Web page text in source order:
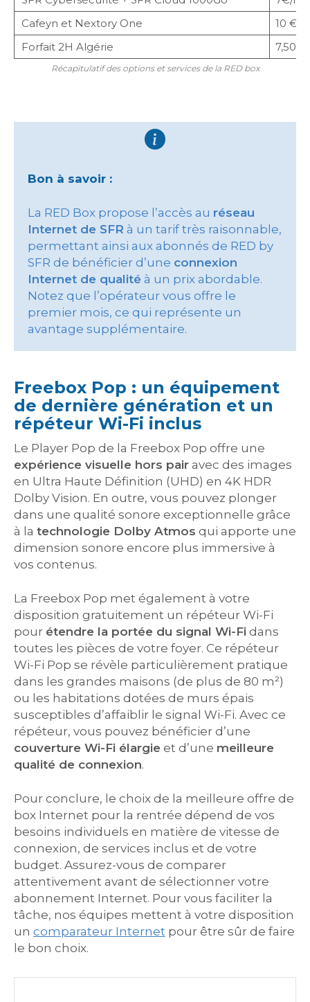
Cafeyn et Nextory One
10 €/
Forfait 2H Algérie
Récapitulatif des options et services de la RED box
Bon à savoir :
La RED Box propose l’accès au réseau
Internet de SFR à un tarif très raisonnable,
permettant ainsi aux abonnés de RED by
SFR de bénéficier d’une connexion
Internet de qualité à un prix abordable.
Notez que l’opérateur vous offre le
premier mois, ce qui représente un
avantage supplémentaire.
Freebox Pop : un équipement
de dernière génération et un
répéteur Wi-Fi inclus
Le Player Pop de la Freebox Pop offre une
expérience visuelle hors pair avec des images
en Ultra Haute Définition (UHD) en 4K HDR
Dolby Vision. En outre, vous pouvez plonger
dans une qualité sonore exceptionnelle grâce
à la technologie Dolby Atmos qui apporte une
dimension sonore encore plus immersive à
vos contenus.
La Freebox Pop met également à votre
disposition gratuitement un répéteur Wi-Fi
pour étendre la portée du signal Wi-Fi dans
toutes les pièces de votre foyer. Ce répéteur
Wi-Fi Pop se révèle particulièrement pratique
dans les grandes maisons (de plus de 80 m²)
ou les habitations dotées de murs épais
susceptibles d’affaiblir le signal Wi-Fi. Avec ce
répéteur, vous pouvez bénéficier d’une
couverture Wi-Fi élargie et d’une meilleure
qualité de connexion.
Pour conclure, le choix de la meilleure offre de
box Internet pour la rentrée dépend de vos
besoins individuels en matière de vitesse de
connexion, de services inclus et de votre
budget. Assurez-vous de comparer
attentivement avant de sélectionner votre
abonnement Internet. Pour vous faciliter la
tâche, nos équipes mettent à votre disposition
un comparateur Internet pour être sûr de faire
le bon choix.